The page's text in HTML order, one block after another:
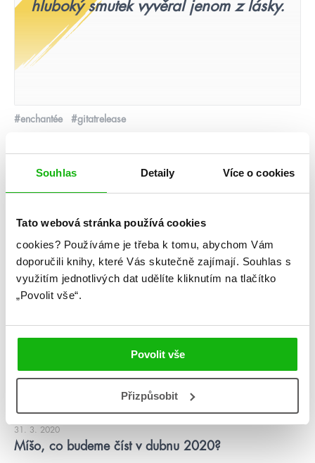
Souhlas Detaily Více o cookies
Tato webová stránka používá cookies
cookies? Používáme je třeba k tomu, abychom Vám
doporučili knihy, které Vás skutečně zajímají. Souhlas s
využitím jednotlivých dat udělíte kliknutím na tlačítko
„Povolit vše“.
Povolit vše
Přizpůsobit
hluboký smutek vyvěral jenom z lásky.
#enchantée #gitatrelease
videa
31. 3. 2020
Míšo, co budeme číst v dubnu 2020?